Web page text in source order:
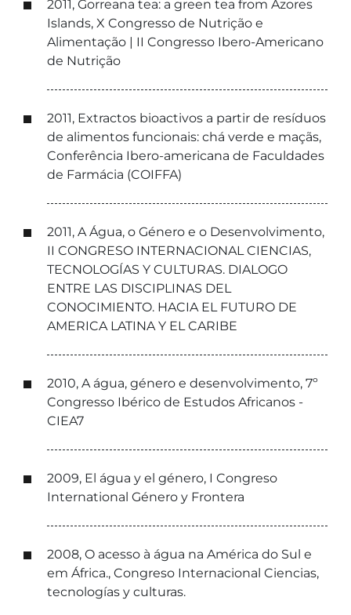
2011, Gorreana tea: a green tea from Azores
Islands, X Congresso de Nutrição e
Alimentação | II Congresso Ibero-Americano
de Nutrição
2011, Extractos bioactivos a partir de resíduos
de alimentos funcionais: chá verde e maçãs,
Conferência Ibero-americana de Faculdades
de Farmácia (COIFFA)
2011, A Água, o Género e o Desenvolvimento,
II CONGRESO INTERNACIONAL CIENCIAS,
TECNOLOGÍAS Y CULTURAS. DIALOGO
ENTRE LAS DISCIPLINAS DEL
CONOCIMIENTO. HACIA EL FUTURO DE
AMERICA LATINA Y EL CARIBE
2010, A água, género e desenvolvimento, 7º
Congresso Ibérico de Estudos Africanos -
CIEA7
2009, El água y el género, I Congreso
International Género y Frontera
2008, O acesso à água na América do Sul e
em África., Congreso Internacional Ciencias,
tecnologías y culturas.